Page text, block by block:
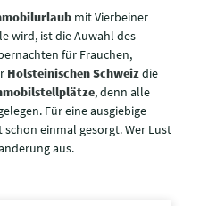
mit Vierbeiner
wird, ist die Auwahl des
für Frauchen,
Holsteinischen Schweizdie
, denn alle
Für eine ausgiebige
einmal gesorgt. Wer Lust
aus.